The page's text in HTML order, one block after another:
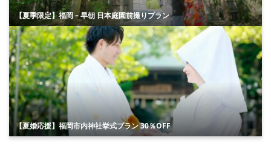
【夏季限定】福岡 – 早朝 日本庭園前撮りプラン
【夏婚応援】福岡市内神社挙式プラン 30％OFF